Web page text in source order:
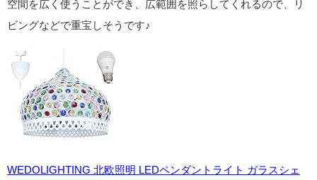
空間を広く使うことができ、広範囲を照らしてくれるので、リ
ビングなどで重宝しそうです♪
WEDOLIGHTING 北欧照明 LEDペンダントライト ガラスシェ